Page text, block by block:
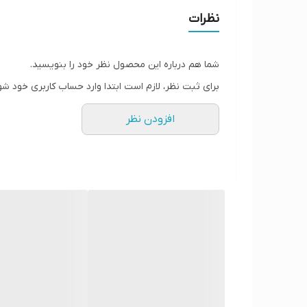
نظرات
شما هم درباره این محصول نظر خود را بنویسید.
برای ثبت نظر، لازم است ابتدا وارد حساب کاربری خود
افزودن نظر